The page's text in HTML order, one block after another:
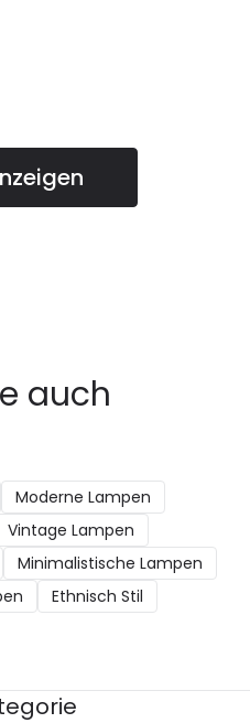
auch
Moderne Lampen
Vintage Lampen
Minimalistische Lampen
Ethnisch Stil